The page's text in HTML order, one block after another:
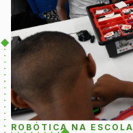
ROBÓTICA NA ESCOLA